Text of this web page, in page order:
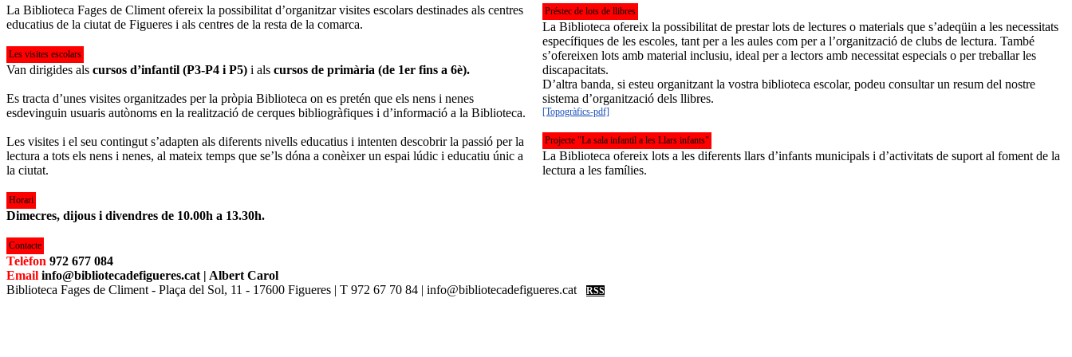
La Biblioteca Fages de Climent ofereix la possibilitat d’organitzar visites escolars destinades als centres
educatius de la ciutat de Figueres i als centres de la resta de la comarca.
Les visites escolars
Van dirigides als cursos d’infantil (P3-P4 i P5) i als cursos de primària (de 1er fins a 6è).
Es tracta d’unes visites organitzades per la pròpia Biblioteca on es pretén que els nens i nenes
esdevinguin usuaris autònoms en la realització de cerques bibliogràfiques i d’informació a la Biblioteca.
Les visites i el seu contingut s’adapten als diferents nivells educatius i intenten descobrir la passió per la
lectura a tots els nens i nenes, al mateix temps que se’ls dóna a conèixer un espai lúdic i educatiu únic a
la ciutat.
Horari
Dimecres, dijous i divendres de 10.00h a 13.30h.
Contacte
Telèfon 972 677 084
Email info@bibliotecadefigueres.cat | Albert Carol
Préstec de lots de llibres
La Biblioteca ofereix la possibilitat de prestar lots de lectures o materials que s’adeqüin a les necessitats
específiques de les escoles, tant per a les aules com per a l’organització de clubs de lectura. També
s’ofereixen lots amb material inclusiu, ideal per a lectors amb necessitat especials o per treballar les
discapacitats.
D’altra banda, si esteu organitzant la vostra biblioteca escolar, podeu consultar un resum del nostre
sistema d’organització dels llibres.
[Topogràfics-pdf]
Projecte "La sala infantil a les Llars infants"
La Biblioteca ofereix lots a les diferents llars d’infants municipals i d’activitats de suport al foment de la
lectura a les famílies.
Biblioteca Fages de Climent - Plaça del Sol, 11 - 17600 Figueres | T 972 67 70 84 | info@bibliotecadefigueres.cat RSS